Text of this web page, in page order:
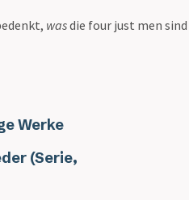
wasdie four just men sind
Werke
(Serie,